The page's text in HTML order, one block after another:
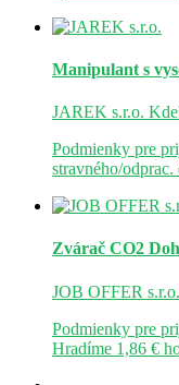
Manipulant s
JAREK s.r.o.
Podmienky pre
stravného/
Zvárač CO2
JOB OFFER s.r.o.
Podmienky pre
Hradíme 1,86 €